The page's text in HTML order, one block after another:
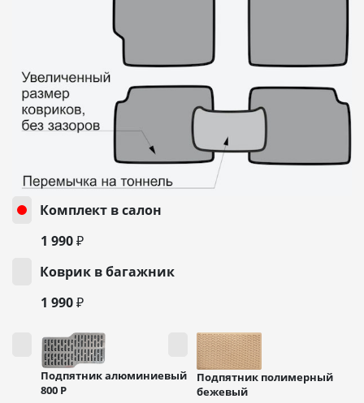
Комплект в салон
1 990 ₽
Коврик в багажник
1 990 ₽
Подпятник алюминиевый
800 Р
Подпятник полимерный
бежевый